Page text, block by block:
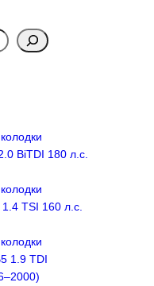
BiTDI 180 л.с.
TSI 160 л.с.
1.9 TDI